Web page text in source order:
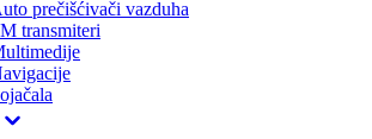
prečišćivači vazduha
transmiteri